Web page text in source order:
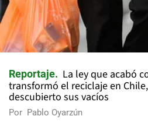
Reportaje
La ley que acabó
transformó el reciclaje en
descubierto sus vacíos
Por Pablo Oyarzún